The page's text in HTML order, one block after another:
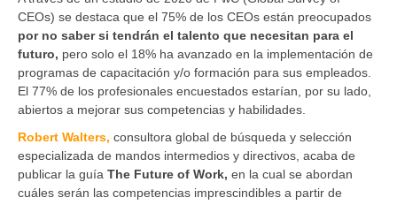
CEOs) se destaca que el 75% de los CEOs están preocupados
por no saber si tendrán el talento que necesitan para el
futuro, pero solo el 18% ha avanzado en la implementación de
programas de capacitación y/o formación para sus empleados.
El 77% de los profesionales encuestados estarían, por su lado,
abiertos a mejorar sus competencias y habilidades.
Robert Walters, consultora global de búsqueda y selección
especializada de mandos intermedios y directivos, acaba de
publicar la guía The Future of Work, en la cual se abordan
cuáles serán las competencias imprescindibles a partir de